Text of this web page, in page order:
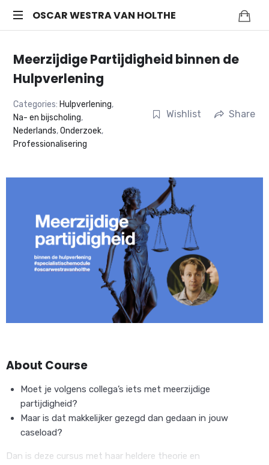
OSCAR
VAN
HOLTHE
OSCAR WESTRA VAN HOLTHE
coach
Zuidas
Meerzijdige Partijdigheid binnen de
Hulpverlening
Categories: Hulpverlening,
Na- en bijscholing,
Nederlands,Onderzoek,
Professionalisering
Wishlist Share
About Course
Moet je volgens collega’s iets met meerzijdige
partijdigheid?
Maar is dat makkelijker gezegd dan gedaan in jouw
caseload?
Dan is deze cursus met haar heldere theorie en